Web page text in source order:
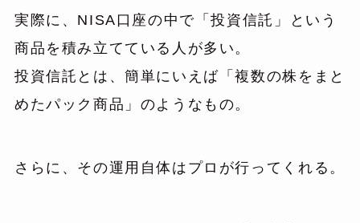
実際に、NISA口座の中で「投資信託」という
商品を積み立てている人が多い。
投資信託とは、簡単にいえば「複数の株をまと
めたパック商品」のようなもの。
さらに、その運用自体はプロが行ってくれる。